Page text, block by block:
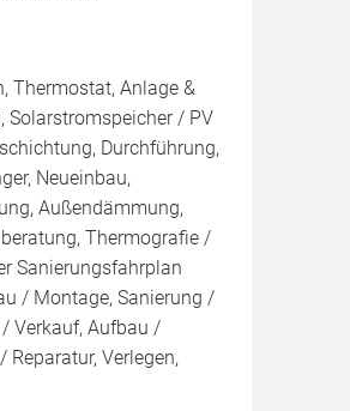
Thermostat, Anlage &
Solarstromspeicher / PV
Durchführung,
Neueinbau,
Außendämmung,
Thermografie /
Sanierungsfahrplan
/ Montage, Sanierung /
Verkauf, Aufbau /
Verlegen,